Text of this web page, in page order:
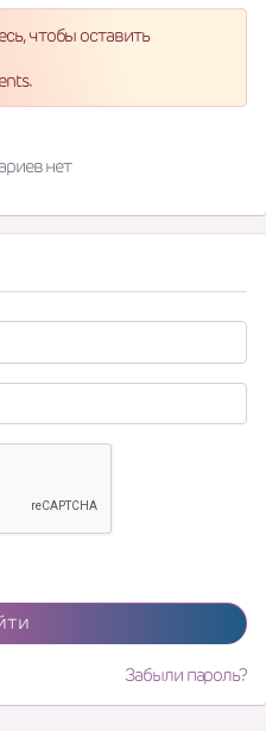
чтобы оставить
нет
Забыли пароль?